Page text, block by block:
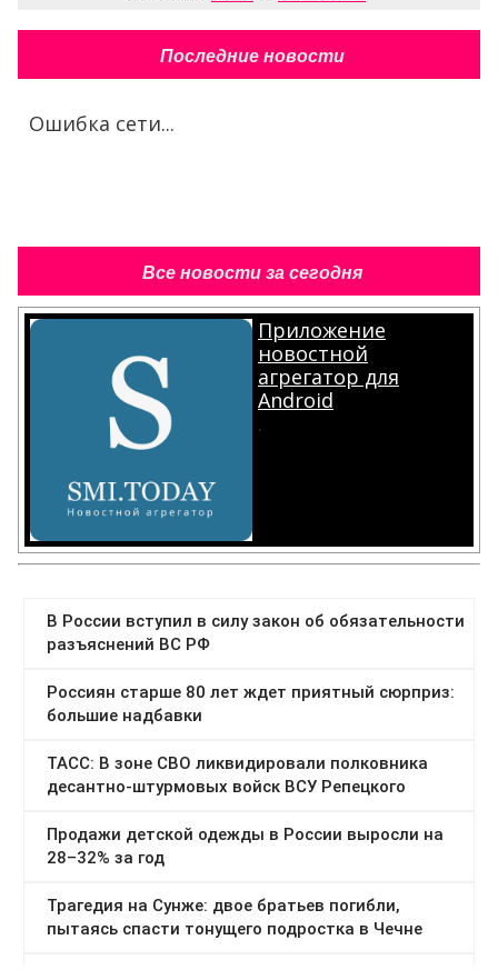
Последние новости
Ошибка сети...
Все новости за сегодня
Приложение
новостной
агрегатор для
Android
.